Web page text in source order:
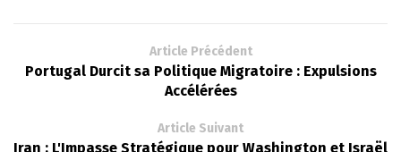
Article Précédent
Portugal Durcit sa Politique Migratoire : Expulsions
Accélérées
Article Suivant
Iran : L'Impasse Stratégique pour Washington et Israël